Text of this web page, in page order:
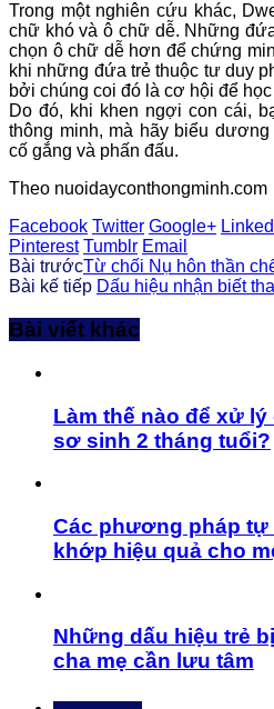
Trong một nghiên cứu khác,
chữ khó và ô chữ dễ. Những
chọn ô chữ dễ hơn để chứng
khi những đứa trẻ thuộc tư duy
bởi chúng coi đó là cơ hội để học
Do đó, khi khen ngợi con cái,
thông minh, mà hãy biểu
cố gắng và phấn đấu.
Theo nuoidayconthongminh.com
Facebook Twitter Google+
Pinterest Tumblr Email
Bài trướcTừ chối Nụ hôn thần
Bài kế tiếp Dấu hiệu nhận biết
Bài viết khác
Làm thế nào để xử
sơ sinh 2 tháng tuổi?
Các phương pháp tự
khớp hiệu quả cho
Những dấu hiệu trẻ
cha mẹ cần lưu tâm